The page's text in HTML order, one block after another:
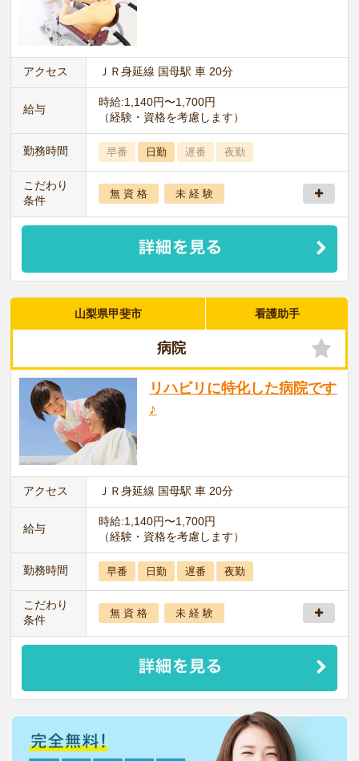
アクセス ＪＲ身延線 国母駅 車 20分
給与
時給:1,140円〜1,700円
（経験・資格を考慮します）
勤務時間 早番 日勤 遅番 夜勤
こだわり
条件
無 資 格 未 経 験
山梨県甲斐市 看護助手
病院
リハビリに特化した病院です
♪
アクセス ＪＲ身延線 国母駅 車 20分
給与
時給:1,140円〜1,700円
（経験・資格を考慮します）
勤務時間 早番 日勤 遅番 夜勤
こだわり
条件
無 資 格 未 経 験